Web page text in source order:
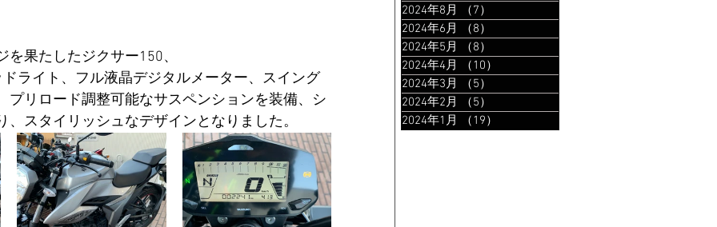
2024年8月
（7）
2024年6月
（8）
2024年5月
（8）
2024年4月
（10）
2024年3月
（5）
2024年2月
（5）
2024年1月
（19）
果たしたジクサー150、
ドライト、フル液晶デジタルメーター、スイング
プリロード調整可能なサスペンションを装備、シ
、スタイリッシュなデザインとなりました。